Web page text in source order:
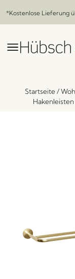
*Kostenlose Lieferung
Startseite/
Hakenleisten